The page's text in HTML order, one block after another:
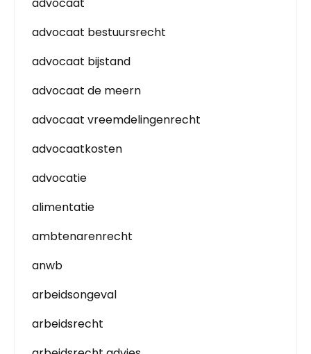
advocaat bestuursrecht
advocaat bijstand
advocaat de meern
advocaat vreemdelingenrecht
advocaatkosten
advocatie
alimentatie
ambtenarenrecht
anwb
arbeidsongeval
arbeidsrecht